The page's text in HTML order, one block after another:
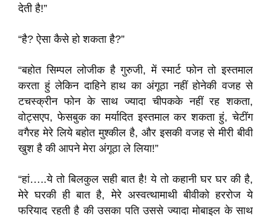
देती है!”
“है? ऐसा कैसे हो शकता है?”
“बहोत सिम्पल लोजीक है गुरुजी, में स्मार्ट फोन तो इस्तमाल
करता हुं लेकिन दाहिने हाथ का अंगूठा नहीं होनेकी वजह से
टचस्क्रीन फोन के साथ ज्यादा चीपकके नहीं रह शकता,
वोट्सएप, फेसबुक का मर्यादित इस्तमाल कर शकता हुं, चेटींग
वगैरह मेरे लिये बहोत मुश्कील है, और इसकी वजह से मीरी बीवी
खुश है की आपने मेरा अंगूठा ले लिया!”
“हां…..ये तो बिलकुल सही बात है! ये तो कहानी घर घर की है,
मेरे घरकी ही बात है, मेरे अस्वत्थामाथी बीवीको हररोज ये
फरियाद रहती है की उसका पति उससे ज्यादा मोबाइल के साथ